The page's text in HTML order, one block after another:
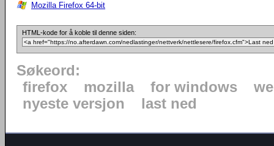
Mozilla Firefox 64-bit
HTML-kode for å koble til denne siden:
Søkeord:
firefox
mozilla for windows
nyeste versjon
last ned